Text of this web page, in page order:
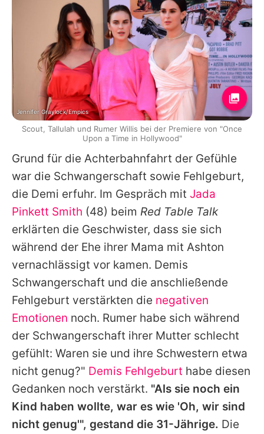
Grund für die Achterbahnfahrt der Gefühle
war die Schwangerschaft sowie Fehlgeburt,
die Demi erfuhr. Im Gespräch mit Jada
Pinkett Smith (48) beim Red Table Talk
erklärten die Geschwister, dass sie sich
während der Ehe ihrer Mama mit Ashton
vernachlässigt vor kamen. Demis
Schwangerschaft und die anschließende
Fehlgeburt verstärkten die negativen
Emotionen noch. Rumer habe sich während
der Schwangerschaft ihrer Mutter schlecht
gefühlt: Waren sie und ihre Schwestern etwa
nicht genug?" Demis Fehlgeburt habe diesen
Gedanken noch verstärkt. "Als sie noch ein
Kind haben wollte, war es wie 'Oh, wir sind
nicht genug'", gestand die 31-Jährige. Die
Jennifer Graylock/Empics
Scout, Tallulah und Rumer Willis bei der Premiere von "Once
Upon a Time in Hollywood"